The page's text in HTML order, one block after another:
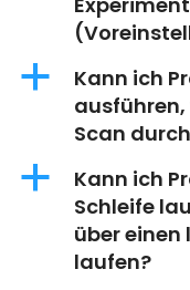
a
Kann ich
ausführen,
Scan
a
Kann ich
Schleife
über
laufen?